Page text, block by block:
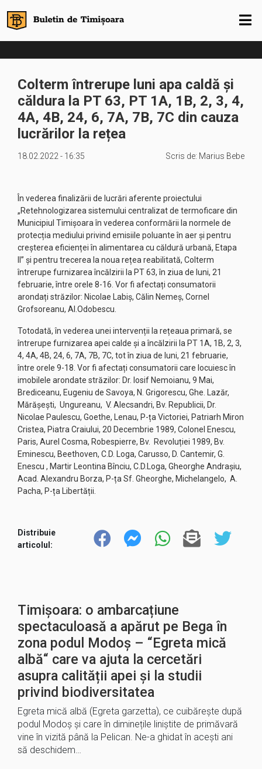
Colterm întrerupe luni apa caldă și
căldura la PT 63, PT 1A, 1B, 2, 3, 4,
4A, 4B, 24, 6, 7A, 7B, 7C din cauza
lucrărilor la rețea
18.02.2022 - 16:35 Scris de: Marius Bebe
În vederea finalizării de lucrări aferente proiectului
„Retehnologizarea sistemului centralizat de termoficare din
Municipiul Timișoara în vederea conformării la normele de
protecția mediului privind emisiile poluante în aer și pentru
creșterea eficienței în alimentarea cu căldură urbană, Etapa
II” și pentru trecerea la noua rețea reabilitată, Colterm
întrerupe furnizarea încălzirii la PT 63, în ziua de luni, 21
februarie, între orele 8-16. Vor fi afectați consumatorii
arondați străzilor: Nicolae Labiș, Călin Nemeș, Cornel
Grofsoreanu, Al.Odobescu.
Totodată, în vederea unei intervenții la rețeaua primară, se
întrerupe furnizarea apei calde și a încălzirii la PT 1A, 1B, 2, 3,
4, 4A, 4B, 24, 6, 7A, 7B, 7C, tot în ziua de luni, 21 februarie,
între orele 9-18. Vor fi afectați consumatorii care locuiesc în
imobilele arondate străzilor: Dr. Iosif Nemoianu, 9 Mai,
Brediceanu, Eugeniu de Savoya, N. Grigorescu, Ghe. Lazăr,
Mărășești, Ungureanu, V. Alecsandri, Bv. Republicii, Dr.
Nicolae Paulescu, Goethe, Lenau, P-ța Victoriei, Patriarh Miron
Cristea, Piatra Craiului, 20 Decembrie 1989, Colonel Enescu,
Paris, Aurel Cosma, Robespierre, Bv. Revoluției 1989, Bv.
Eminescu, Beethoven, C.D. Loga, Carusso, D. Cantemir, G.
Enescu , Martir Leontina Bînciu, C.D.Loga, Gheorghe Andraşiu,
Acad. Alexandru Borza, P-ța Sf. Gheorghe, Michelangelo, A.
Pacha, P-ța Libertății.
Distribuie
articolul:
Timișoara: o ambarcațiune
spectaculoasă a apărut pe Bega în
zona podul Modoș – “Egreta mică
albă“ care va ajuta la cercetări
asupra calității apei și la studii
privind biodiversitatea
Egreta mică albă (Egreta garzetta), ce cuibărește după
podul Modoș și care în diminețile liniștite de primăvară
vine în vizită până la Pelican. Ne-a ghidat în acești ani
să deschidem…